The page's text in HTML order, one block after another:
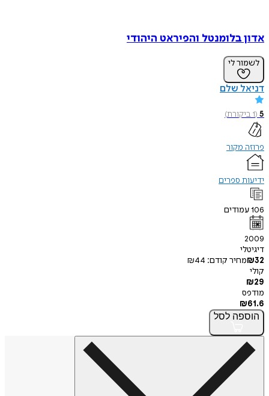
אדון בלומנטל והפיראט היהודי
לשמור לי
דניאל שלם
5
(
1ביקורת)
פרוזה מקור
ידיעות ספרים
106עמודים
2009
דיגיטלי
₪32 מחיר קודם: ₪44
קולי
₪29
מודפס
₪61.6
הוספה לסל